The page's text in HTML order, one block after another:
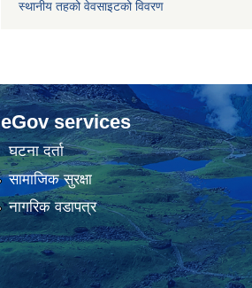
स्थानीय तहको वेवसाइटको विवरण
eGov services
घटना दर्ता
सामाजिक सुरक्षा
नागरिक वडापत्र